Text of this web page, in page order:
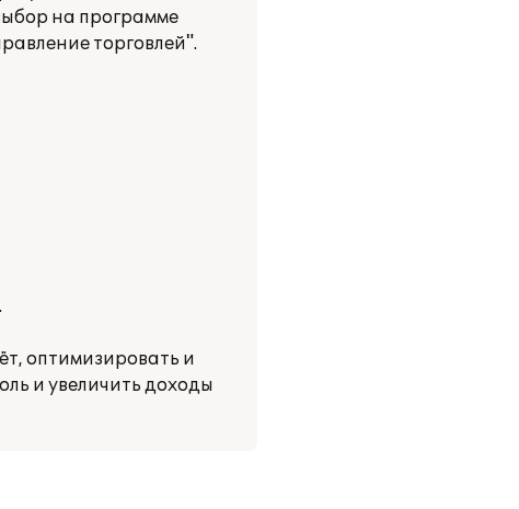
на программе
торговлей".
оптимизировать и
и увеличить доходы